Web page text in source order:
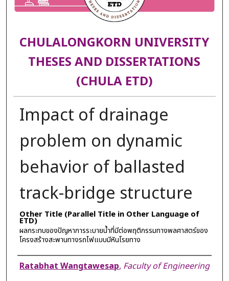
CHULALONGKORN UNIVERSITY
THESES AND DISSERTATIONS
(CHULA ETD)
Impact of drainage
problem on dynamic
behavior of ballasted
track-bridge structure
Other Title (Parallel Title in Other Language of
ETD)
ผลกระทบของปัญหาการระบายน้ำที่มีต่อพฤติกรรมทางพลศาสตร์ของ
โครงสร้างสะพานทางรถไฟแบบมีหินโรยทาง
Author
Ratabhat Wangtawesap, Faculty of Engineering